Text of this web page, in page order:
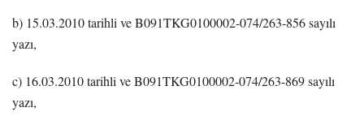
b) 15.03.2010 tarihli ve B091TKG0100002-074/263-856 sayılı
yazı,
c) 16.03.2010 tarihli ve B091TKG0100002-074/263-869 sayılı
yazı,